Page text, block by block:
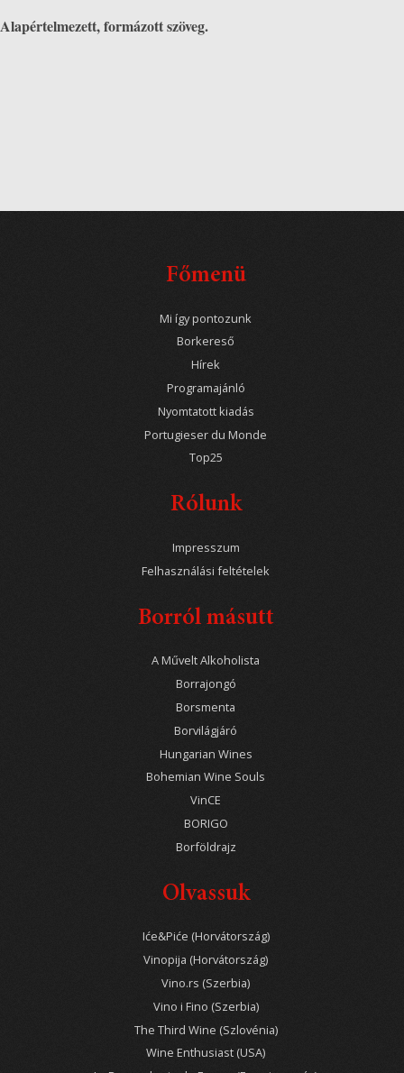
Alapértelmezett, formázott szöveg.
Főmenü
Mi így pontozunk
Borkereső
Hírek
Programajánló
Nyomtatott kiadás
Portugieser du Monde
Top25
Rólunk
Impresszum
Felhasználási feltételek
Borról másutt
A Művelt Alkoholista
Borrajongó
Borsmenta
Borvilágjáró
Hungarian Wines
Bohemian Wine Souls
VinCE
BORIGO
Borföldrajz
Olvassuk
Iće&Piće (Horvátország)
Vinopija (Horvátország)
Vino.rs (Szerbia)
Vino i Fino (Szerbia)
The Third Wine (Szlovénia)
Wine Enthusiast (USA)